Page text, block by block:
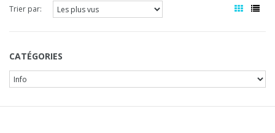
Trier par:
CATÉGORIES